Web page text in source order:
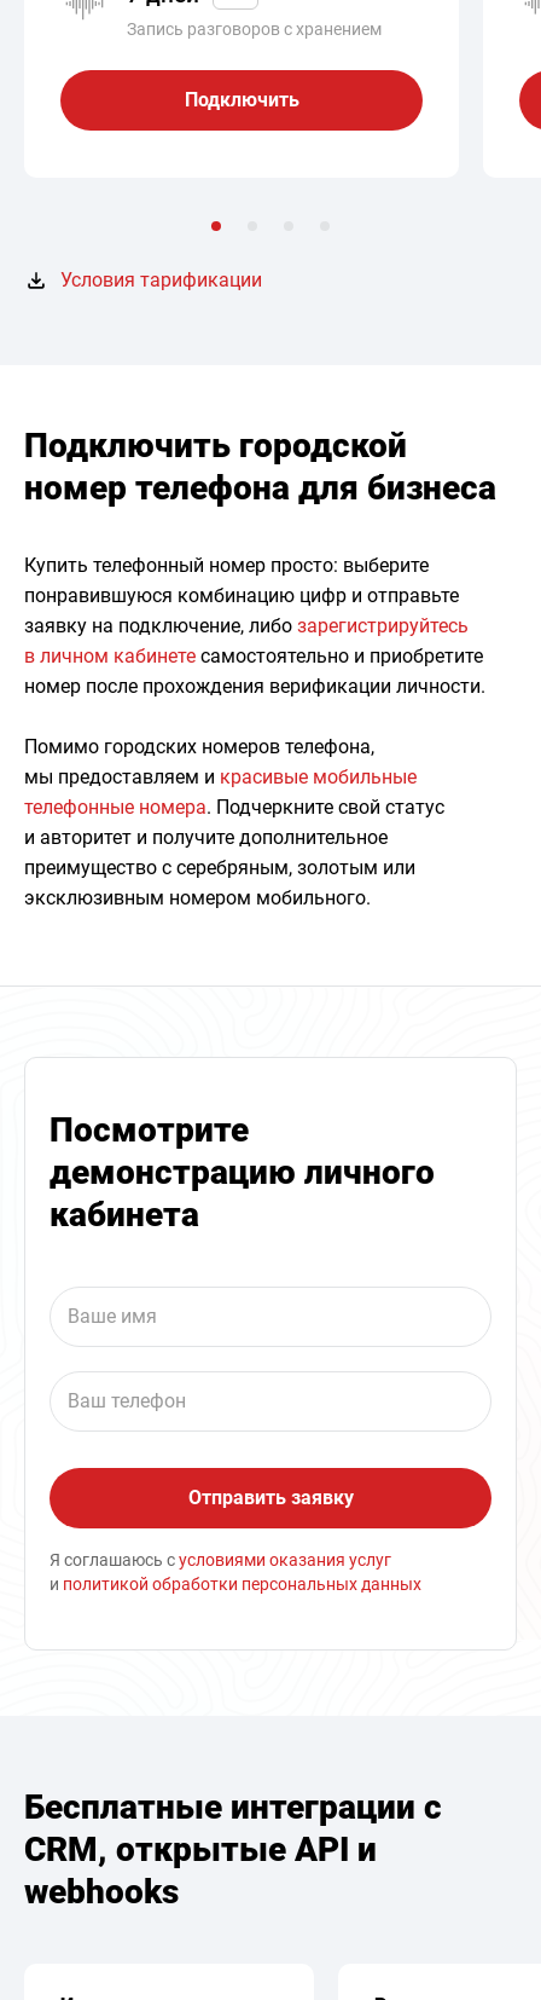
Запись разговоров с хранением
Подключить
Условия тарификации
Подключить городской
номер телефона для бизнеса
Купить телефонный номер просто: выберите
понравившуюся комбинацию цифр и отправьте
заявку на подключение, либо зарегистрируйтесь
в личном кабинете самостоятельно и приобретите
номер после прохождения верификации личности.
Помимо городских номеров телефона,
мы предоставляем и красивые мобильные
телефонные номера. Подчеркните свой статус
и авторитет и получите дополнительное
преимущество с серебряным, золотым или
эксклюзивным номером мобильного.
Посмотрите
демонстрацию личного
кабинета
Я соглашаюсь сусловиями оказания услуг
и политикой обработки персональных данных
Бесплатные интеграции с
CRM, открытые API и
webhooks